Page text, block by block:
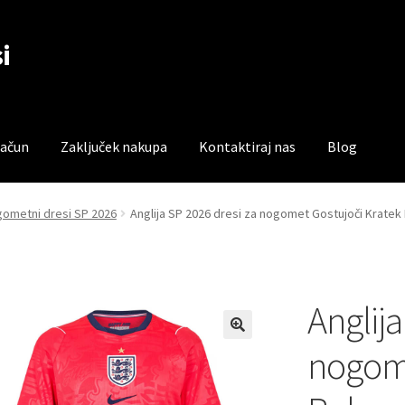
Zaključek nakupa Kontaktiraj nas Blog
Trgovina Zaključek nakupa
dresi SP 2026 Anglija SP 2026 dresi za nogomet Gostujoči Kratek